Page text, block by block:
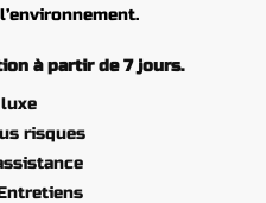
à partir de 7 jours.
risques